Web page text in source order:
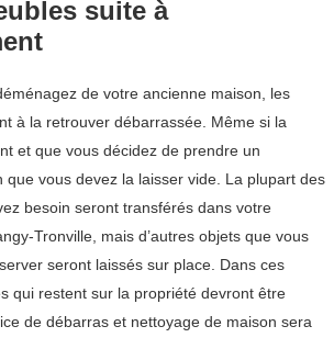
suite à
de votre ancienne maison, les
à la retrouver débarrassée. Même si la
et que vous décidez de prendre un
que vous devez la laisser vide. La plupart des
besoin seront transférés dans votre
Tronville, mais d’autres objets que vous
seront laissés sur place. Dans ces
qui restent sur la propriété devront être
de débarras et nettoyage de maison sera